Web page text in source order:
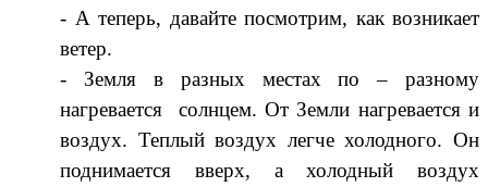
- А теперь, давайте посмотрим, как возникает
ветер.
- Земля в разных местах по – разному
нагревается солнцем. От Земли нагревается и
воздух. Теплый воздух легче холодного. Он
поднимается вверх, а холодный воздух